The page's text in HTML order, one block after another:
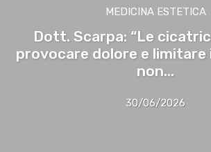
MEDICINA ESTETICA
Dott. Scarpa: “Le
provocare dolore e limitare
non...
30/06/2026